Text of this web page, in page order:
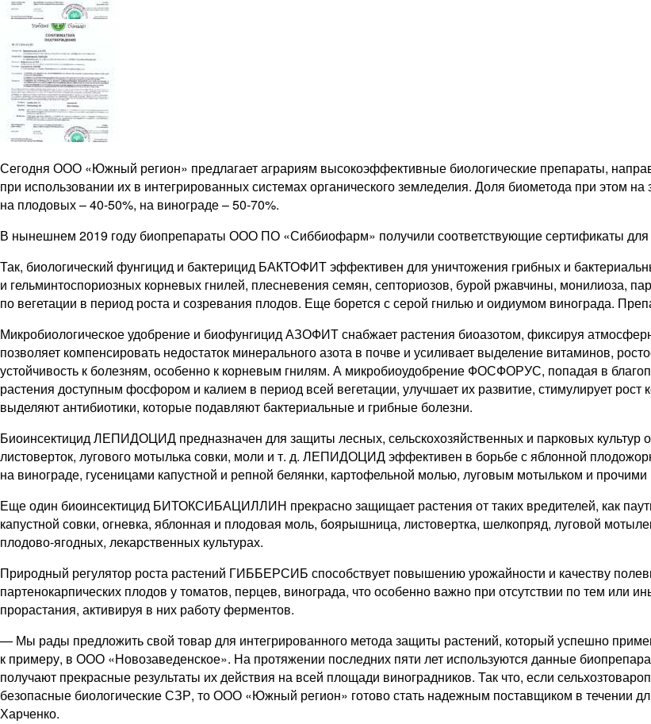
Сегодня ООО «Южный регион» предлагает аграриям высокоэффективные биологические препараты,
при использовании их в интегрированных системах органического земледелия. Доля биометода при этом
на плодовых – ​40‑50%, на винограде – ​50‑70%.
В нынешнем 2019 году биопрепараты ООО ПО «Сиббиофарм» получили соответствующие сертификаты для
Так, биологический фунгицид и бактерицид БАКТОФИТ эффективен для уничтожения грибных и
и гельминтоспориозных корневых гнилей, плесневения семян, септориозов, бурой ржавчины, монилиоза,
по вегетации в период роста и созревания плодов. Еще борется с серой гнилью и оидиу­мом винограда.
Микробиологическое удобрение и биофунгицид АЗОФИТ снабжает растения биоазотом, фиксируя
позволяет компенсировать недостаток минерального азота в почве и усиливает выделение витаминов,
устойчивость к болезням, особенно к корневым гнилям. А микробиоудобрение ФОСФОРУС, попадая в
растения доступным фосфором и калием в период всей вегетации, улучшает их развитие, стимулирует
выделяют антибиотики, которые подавляют бакте­риаль­ные и грибные болезни.
Биоинсектицид ЛЕПИДОЦИД предназначен для защиты лесных, сельскохозяйственных и парковых культур
листоверток, лугового мотылька совки, моли и т. д. ЛЕПИДОЦИД эффективен в борьбе с яблонной
на винограде, гусеницами капустной и репной белянки, картофельной молью, луговым мотыльком и
Еще один биоинсектицид БИТОКСИБАЦИЛЛИН прекрасно защищает растения от таких вредителей, как
капустной совки, огневка, яблонная и плодовая моль, боярышница, листовертка, шелкопряд, луговой
плодово-­ягодных, лекарственных культурах.
Природный регулятор роста растений ГИББЕРСИБ способствует повышению урожайности и качеству
партенокарпических плодов у томатов, перцев, винограда, что особенно важно при отсутствии по тем
прорастания, активируя в них работу ферментов.
— Мы рады предложить свой товар для интегрированного метода защиты растений, который успешно
к примеру, в ООО «Новозаведенское». На протяжении последних пяти лет используются данные
получают прекрасные результаты их действия на всей площади виноградников. Так что, если
безопасные биологические СЗР, то ООО «Южный регион» готово стать надежным поставщиком в течении
Харченко.